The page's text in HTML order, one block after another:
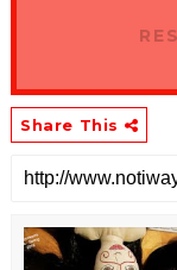
Share This